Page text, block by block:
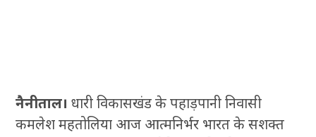
नैनीताल। धारी विकासखंड के पहाड़पानी निवासी
कमलेश महतोलिया आज आत्मनिर्भर भारत के सशक्त